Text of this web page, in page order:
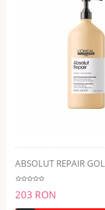
ABSOLUT REPAIR
203 RON